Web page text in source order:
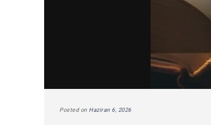
Posted on Haziran 6, 2026